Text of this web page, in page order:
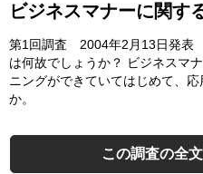
ビジネスマナーに関す
第1回調査 2004年2月13日発表
は何故でしょうか？ ビジネスマ
ニングができていてはじめて、
か。
この調査の全